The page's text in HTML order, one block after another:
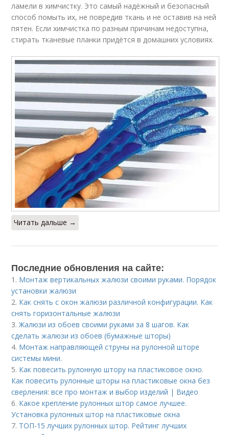
ламели в химчистку. Это самый надёжный и безопасный
способ помыть их, не повредив ткань и не оставив на ней
пятен. Если химчистка по разным причинам недоступна,
стирать тканевые планки придётся в домашних условиях.
Читать дальше →
Последние обновления на сайте:
1. Монтаж вертикальных жалюзи своими руками. Порядок
установки жалюзи
2. Как снять с окон жалюзи различной конфигурации. Как
снять горизонтальные жалюзи
3.Жалюзи из обоев своими руками за 8 шагов. Как
сделать жалюзи из обоев (бумажные шторы)
4. Монтаж направляющей струны на рулонной шторе
системы мини.
5. Как повесить рулонную штору на пластиковое окно.
Как повесить рулонные шторы на пластиковые окна без
сверления: все про монтаж и выбор изделий | Видео
6. Какое крепление рулонных штор самое лучшее.
Установка рулонных штор на пластиковые окна
7. ТОП-15 лучших рулонных штор. Рейтинг лучших